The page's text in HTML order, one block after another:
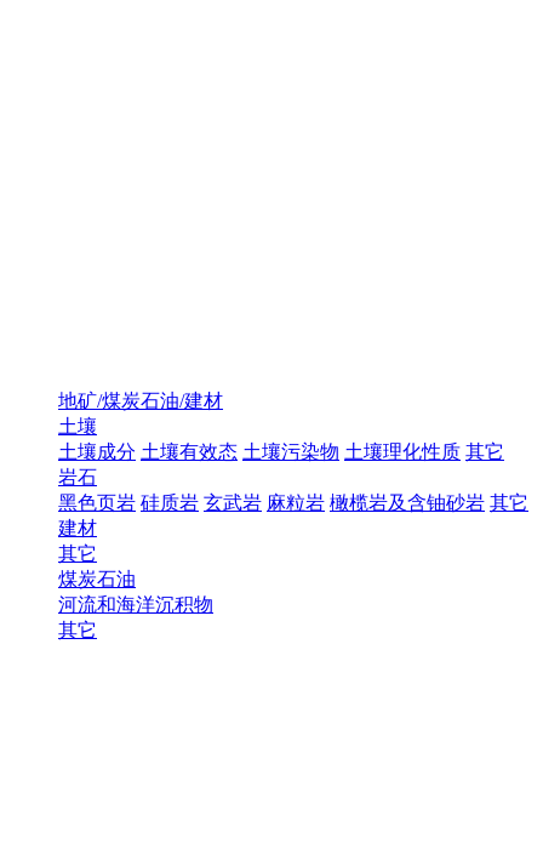
地矿/煤炭石油/建材
土壤
土壤成分 土壤有效态 土壤污染物 土壤理化性质 其它
岩石
黑色页岩 硅质岩 玄武岩 麻粒岩 橄榄岩及含铀砂岩 其它
建材
其它
煤炭石油
河流和海洋沉积物
其它